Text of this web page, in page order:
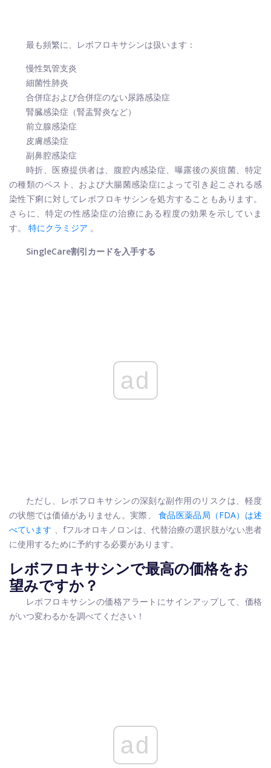
最も頻繁に、レボフロキサシンは扱います：
慢性気管支炎
細菌性肺炎
合併症および合併症のない尿路感染症
腎臓感染症（腎盂腎炎など）
前立腺感染症
皮膚感染症
副鼻腔感染症
時折、医療提供者は、腹腔内感染症、曝露後の炭疽菌、特定
の種類のペスト、および大腸菌感染症によって引き起こされる感
染性下痢に対してレボフロキサシンを処方することもあります。
さらに、特定の性感染症の治療にある程度の効果を示していま
す。
特にクラミジア 。
SingleCare割引カードを入手する
ad
ただし、レボフロキサシンの深刻な副作用のリスクは、軽度
の状態では価値がありません。実際、
食品医薬品局（FDA）は述
べています
、fフルオロキノロンは、代替治療の選択肢がない患者
に使用するために予約する必要があります。
レボフロキサシンで最高の価格をお
望みですか？
レボフロキサシンの価格アラートにサインアップして、価格
がいつ変わるかを調べてください！
ad